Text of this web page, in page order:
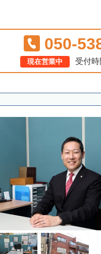
050-
現在営業中 受付